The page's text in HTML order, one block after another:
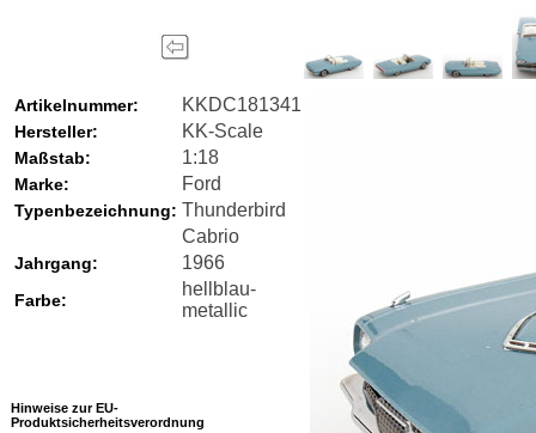
Artikelnummer: KKDC181341
Hersteller: KK-Scale
Maßstab: 1:18
Marke: Ford
Typenbezeichnung: Thunderbird
Cabrio
Jahrgang: 1966
Farbe:
hellblau-
metallic
Hinweise zur EU-
Produktsicherheitsverordnung